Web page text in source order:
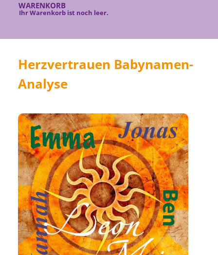
WARENKORB
Ihr Warenkorb ist noch leer.
Herzvertrauen Babynamen-
Analyse